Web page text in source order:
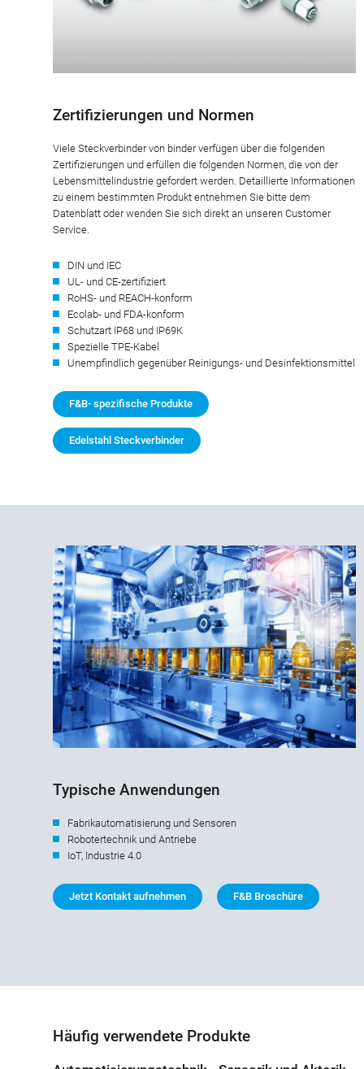
Zertifizierungen und Normen
Viele Steckverbinder von binder verfügen über die folgenden
Zertifizierungen und erfüllen die folgenden Normen, die von der
Lebensmittelindustrie gefordert werden. Detaillierte Informationen
zu einem bestimmten Produkt entnehmen Sie bitte dem
Datenblatt oder wenden Sie sich direkt an unseren Customer
Service.
DIN und IEC
UL- und CE-zertifiziert
RoHS- und REACH-konform
Ecolab- und FDA-konform
Schutzart IP68 und IP69K
Spezielle TPE-Kabel
Unempfindlich gegenüber Reinigungs- und Desinfektionsmittel
F&B- spezifische Produkte
Edelstahl Steckverbinder
Typische Anwendungen
Fabrikautomatisierung und Sensoren
Robotertechnik und Antriebe
IoT, Industrie 4.0
Jetzt Kontakt aufnehmen F&B Broschüre
Häufig verwendete Produkte